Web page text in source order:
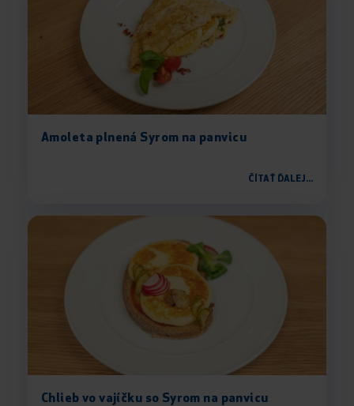
Amoleta plnená Syrom na panvicu
ČÍTAŤ ĎALEJ...
Chlieb vo vajíčku so Syrom na panvicu